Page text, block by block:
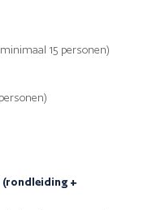
15 personen)
+